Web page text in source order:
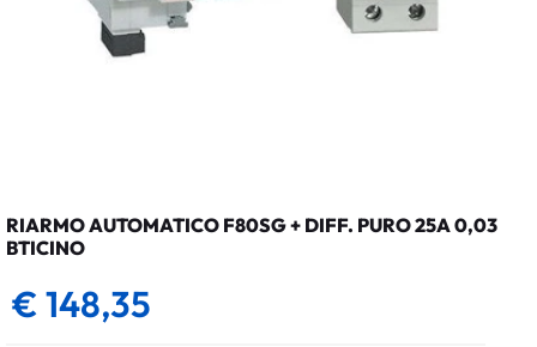
RIARMO AUTOMATICO F80SG + DIFF. PURO 25A 0,03
BTICINO
€ 148,35